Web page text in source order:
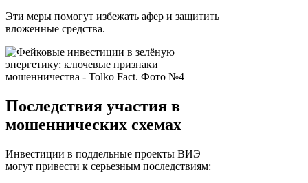
Эти меры помогут избежать афер и защитить
вложенные средства.
Последствия участия в
мошеннических схемах
Инвестиции в поддельные проекты ВИЭ
могут привести к серьезным последствиям: